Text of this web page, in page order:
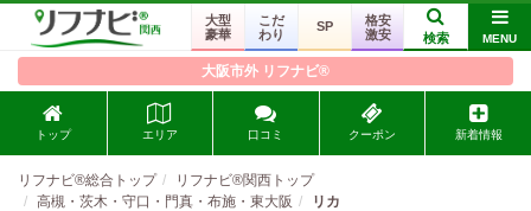
大型
豪華
こだ
わり
SP
格安
激安
検索 MENU
大阪市外 リフナビ®
トップ エリア 口コミ クーポン 新着情報
リフナビ®総合トップ
リフナビ®関西トップ
高槻・茨木・守口・門真・布施・東大阪
リカ